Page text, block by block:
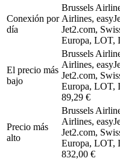
Conexión por
día
Brussels
Airlines,
Jet2.com,
Europa, LOT,
El precio más
bajo
Brussels
Airlines,
Jet2.com,
Europa, LOT,
89,29 €
Precio más
alto
Brussels
Airlines,
Jet2.com,
Europa, LOT,
832,00 €